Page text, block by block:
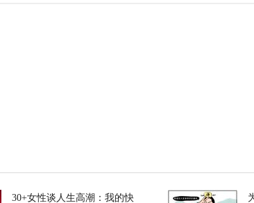
当庭悔过？持刀强闯中国使馆，日本
为”
30+女性谈人生高潮：我的快